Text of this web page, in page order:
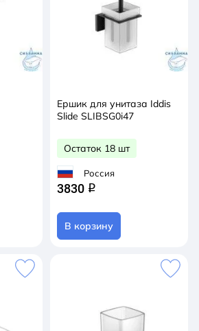
Ершик для унитаза Iddis
Slide SLIBSG0i47
Остаток 18 шт
Россия
3830 q
В корзину